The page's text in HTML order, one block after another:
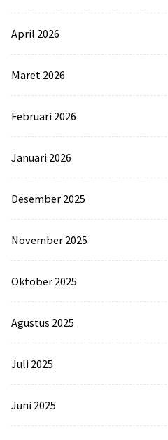
April 2026
Maret 2026
Februari 2026
Januari 2026
Desember 2025
November 2025
Oktober 2025
Agustus 2025
Juli 2025
Juni 2025